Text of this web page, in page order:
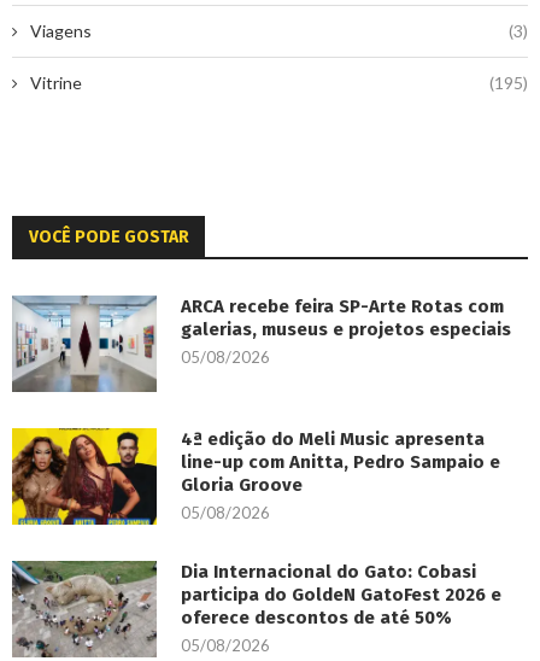
Viagens (3)
Vitrine (195)
VOCÊ PODE GOSTAR
ARCA recebe feira SP-Arte Rotas com
galerias, museus e projetos especiais
05/08/2026
4ª edição do Meli Music apresenta
line-up com Anitta, Pedro Sampaio e
Gloria Groove
05/08/2026
Dia Internacional do Gato: Cobasi
participa do GoldeN GatoFest 2026 e
oferece descontos de até 50%
05/08/2026